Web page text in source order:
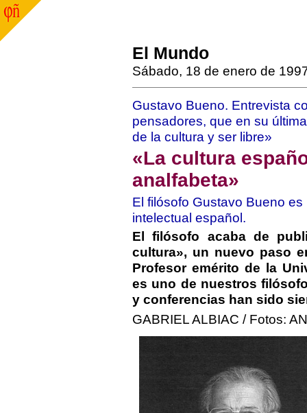
El Mundo
Sábado, 18 de enero de
Gustavo Bueno. Entrevista
pensadores, que en su
de la cultura y ser libre»
«La cultura
analfabeta»
El filósofo Gustavo Bueno
intelectual español.
El filósofo acaba de
cultura», un nuevo paso
Profesor emérito de la
es uno de nuestros
y conferencias han sido
GABRIEL ALBIAC / Fotos: